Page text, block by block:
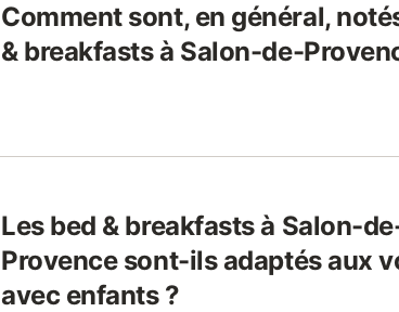
Comment sont, en général,
& breakfasts à Salon-de-
Les bed & breakfasts à Salon-
Provence sont-ils adaptés aux
avec enfants ?